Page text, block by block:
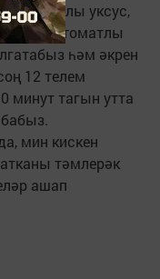
уксус,
грамм томатлы
һәм әкрен
12 телем
минут тагын утта
мин кискен
тәмлерәк
ашап